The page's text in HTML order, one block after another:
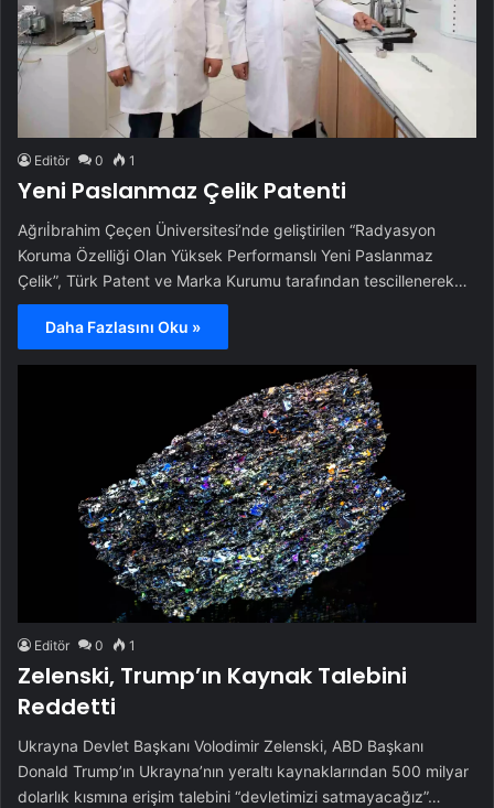
Editör 0 1
Yeni Paslanmaz Çelik Patenti
Ağrıİbrahim Çeçen Üniversitesi’nde geliştirilen “Radyasyon
Koruma Özelliği Olan Yüksek Performanslı Yeni Paslanmaz
Çelik”, Türk Patent ve Marka Kurumu tarafından tescillenerek…
Daha Fazlasını Oku »
Editör 0 1
Zelenski, Trump’ın Kaynak Talebini
Reddetti
Ukrayna Devlet Başkanı Volodimir Zelenski, ABD Başkanı
Donald Trump’ın Ukrayna’nın yeraltı kaynaklarından 500 milyar
dolarlık kısmına erişim talebini “devletimizi satmayacağız”…